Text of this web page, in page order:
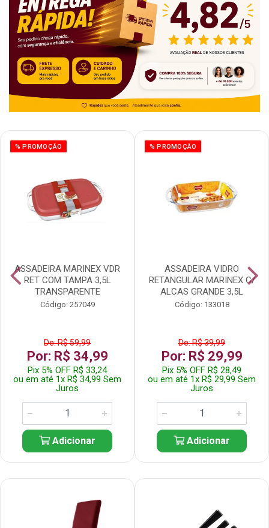
% PROMOÇÃO
ASSADEIRA MARINEX VDR
RET COM TAMPA 3,5L
TRANSPARENTE
Código: 257049
De: R$ 59,99
Por: R$ 34,99
Pix 5% OFF R$ 33,24
ou em até 1x R$ 34,99 Sem
Juros
Adicionar
% PROMOÇÃO
ASSADEIRA VIDRO
RETANGULAR MARINEX C/
ALCAS GRANDE 3,5L
Código: 133018
De: R$ 39,99
Por: R$ 29,99
Pix 5% OFF R$ 28,49
ou em até 1x R$ 29,99 Sem
Juros
Adicionar